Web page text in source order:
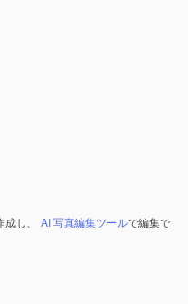
し、 AI 写真編集ツールで編集で